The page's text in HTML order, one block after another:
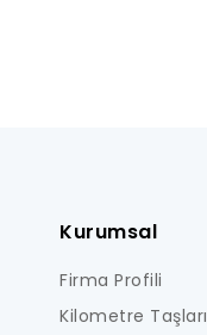
Kurumsal
Firma Profili
Kilometre Taşları